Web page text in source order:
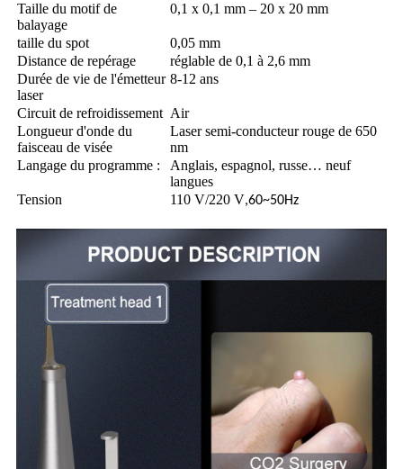
Taille du motif de
balayage
0,1 x 0,1 mm – 20 x 20 mm
taille du spot
0,05 mm
Distance de repérage
réglable de 0,1 à 2,6 mm
Durée de vie de l'émetteur
laser
8-12 ans
Circuit de refroidissement Air
Longueur d'onde du
faisceau de visée
Laser semi-conducteur rouge de 650
nm
Langage du programme :
Anglais, espagnol, russe… neuf
langues
Tension
110 V/220 V,60~50Hz